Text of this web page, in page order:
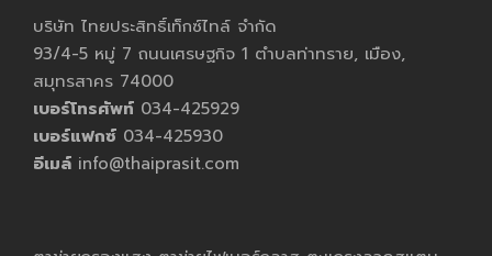
บริษัท ไทยประสิทธิ์เท็กซ์ไทล์ จำกัด
93/4-5 หมู่ 7 ถนนเศรษฐกิจ 1 ตำบลท่าทราย, เมือง,
สมุทรสาคร 74000
เบอร์โทรศัพท์ 034-425929
เบอร์แฟกซ์ 034-425930
อีเมล์ info@thaiprasit.com